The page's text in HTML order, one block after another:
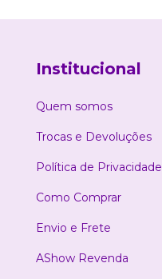
Institucional
Quem somos
Trocas e Devoluções
Política de Privacidade
Como Comprar
Envio e Frete
AShow Revenda